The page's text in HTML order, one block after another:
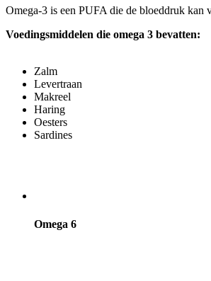
Omega-3 is een PUFA die de bloeddruk kan
Voedingsmiddelen die omega 3 bevatten:
Zalm
Levertraan
Makreel
Haring
Oesters
Sardines
Omega 6